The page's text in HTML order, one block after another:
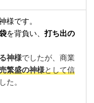
様です。
を背負い、打ち出の
神様でしたが、商業
繁盛の神様として信
た。